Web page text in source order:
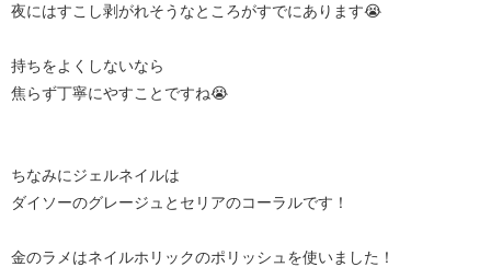
夜にはすこし剥がれそうなところがすでにあります😭
持ちをよくしないなら
焦らず丁寧にやすことですね😭
ちなみにジェルネイルは
ダイソーのグレージュとセリアのコーラルです！
金のラメはネイルホリックのポリッシュを使いました！